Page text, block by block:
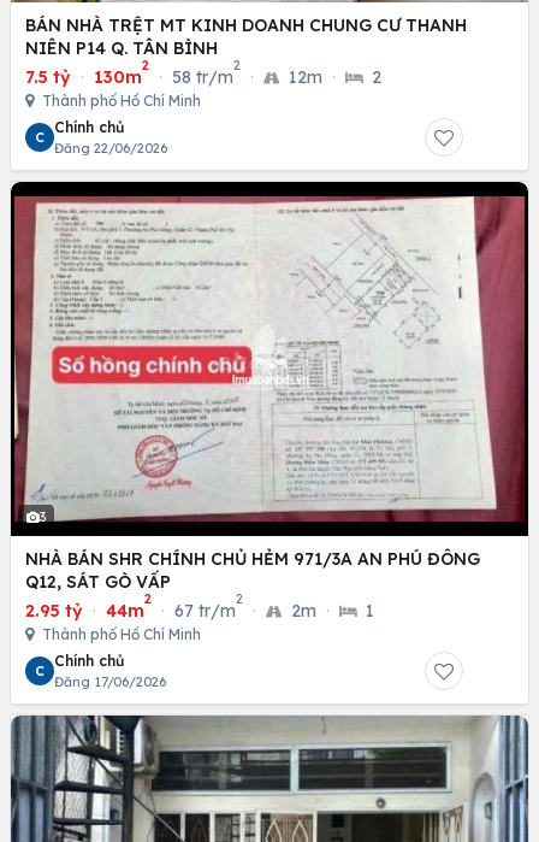
BÁN NHÀ TRỆT MT KINH DOANH CHUNG CƯ THANH
NIÊN P14 Q. TÂN BÌNH
7.5 tỷ · 130m
2
· 58 tr/m
2
· 12m · 2
Thành phố Hồ Chí Minh
C
Chính chủ
Đăng 22/06/2026
3
NHÀ BÁN SHR CHÍNH CHỦ HẺM 971/3A AN PHÚ ĐÔNG
Q12, SÁT GÒ VẤP
2.95 tỷ · 44m
2
· 67 tr/m
2
· 2m · 1
Thành phố Hồ Chí Minh
C
Chính chủ
Đăng 17/06/2026